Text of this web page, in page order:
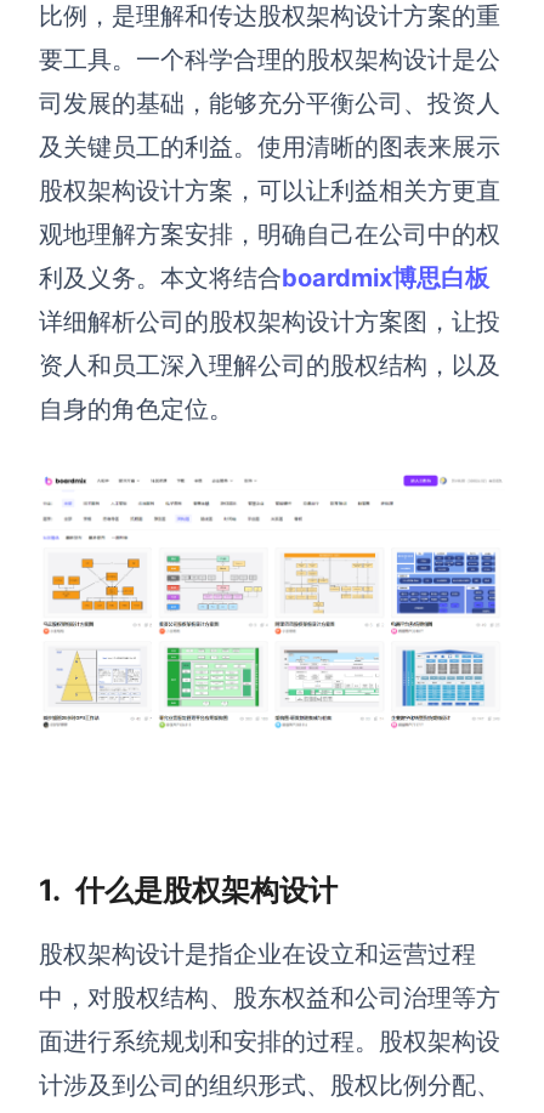
博思AIPPT
AI生成PPT，支持在线编辑
资源与下载
向团队介绍
博思白板boardmix
下载
客户端、插件
解决方案
高效协作
团队协作提效
素材整理
在线绘图
思维和灵感整理
ER图
查看所有场景
比例，是理解和传达股权架构设计方案的重
要工具。一个科学合理的股权架构设计是公
司发展的基础，能够充分平衡公司、投资人
及关键员工的利益。使用清晰的图表来展示
股权架构设计方案，可以让利益相关方更直
观地理解方案安排，明确自己在公司中的权
利及义务。本文将结合boardmix博思白板
详细解析公司的股权架构设计方案图，让投
资人和员工深入理解公司的股权结构，以及
自身的角色定位。
1. 什么是股权架构设计
股权架构设计是指企业在设立和运营过程
中，对股权结构、股东权益和公司治理等方
面进行系统规划和安排的过程。股权架构设
计涉及到公司的组织形式、股权比例分配、